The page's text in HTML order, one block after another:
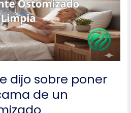
dijo sobre poner
de un